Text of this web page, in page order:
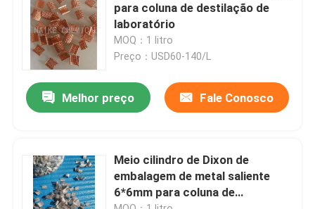
Controle de qualidade
Contacte-nos
Solicite um orçamento
Sítio Molecular PSA
Zeolita de peneira molecular
para coluna de destilação de
laboratório
MOQ：1 litro
Preço：USD60-140/L
Melhor preço Fale Conosco
Meio cilindro de Dixon de
embalagem de metal saliente
6*6mm para coluna de